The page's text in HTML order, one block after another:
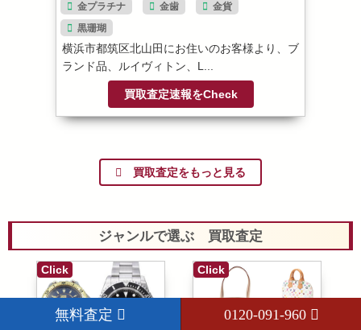
金プラチナ
金歯
金貨
黒珊瑚
横浜市都筑区北山田にお住いのお客様より、ブ
ランド品、ルイヴィトン、L...
買取査定速報をCheck
買取査定をもっと見る
ジャンルで選ぶ 買取査定
Click Click
無料査定 0120-091-960